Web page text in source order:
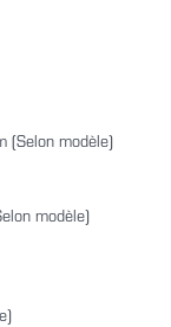
modèle)
modèle)